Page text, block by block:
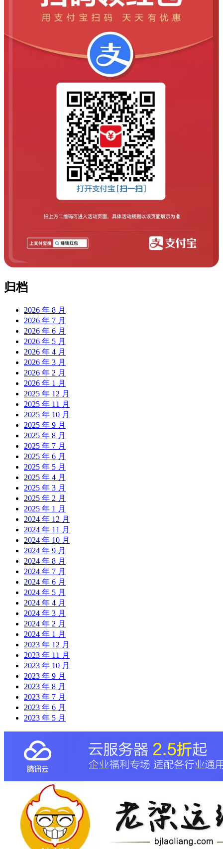
归档
2026 年 8 月
2026 年 7 月
2026 年 6 月
2026 年 5 月
2026 年 4 月
2026 年 3 月
2026 年 2 月
2026 年 1 月
2025 年 12 月
2025 年 11 月
2025 年 10 月
2025 年 9 月
2025 年 8 月
2025 年 7 月
2025 年 6 月
2025 年 5 月
2025 年 4 月
2025 年 3 月
2025 年 2 月
2025 年 1 月
2024 年 12 月
2024 年 11 月
2024 年 10 月
2024 年 9 月
2024 年 8 月
2024 年 7 月
2024 年 6 月
2024 年 5 月
2024 年 4 月
2024 年 3 月
2024 年 2 月
2024 年 1 月
2023 年 12 月
2023 年 11 月
2023 年 10 月
2023 年 9 月
2023 年 8 月
2023 年 7 月
2023 年 6 月
2023 年 5 月